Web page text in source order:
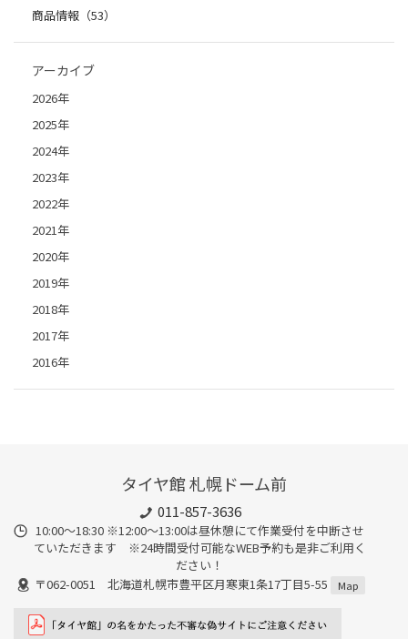
商品情報（53）
アーカイブ
2026年
2025年
2024年
2023年
2022年
2021年
2020年
2019年
2018年
2017年
2016年
タイヤ館 札幌ドーム前
011-857-3636
10:00～18:30 ※12:00～13:00は昼休憩にて作業受付を中断させ
ていただきます ※24時間受付可能なWEB予約も是非ご利用く
ださい！
〒062-0051 北海道札幌市豊平区月寒東1条17丁目5-55
Map